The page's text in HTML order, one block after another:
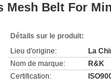
Mesh Belt For
Détails sur le produit:
Lieu d'origine:
La
Nom de marque:
R&K
Certification: